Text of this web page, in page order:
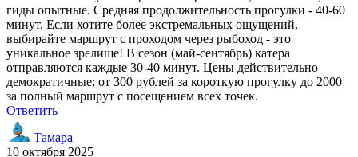
гиды опытные. Средняя продолжительность прогулки - 40-60
минут. Если хотите более экстремальных ощущений,
выбирайте маршрут с проходом через рыбоход - это
уникальное зрелище! В сезон (май-сентябрь) катера
отправляются каждые 30-40 минут. Цены действительно
демократичные: от 300 рублей за короткую прогулку до 2000
за полный маршрут с посещением всех точек.
Ответить
Тамара
10 октября 2025